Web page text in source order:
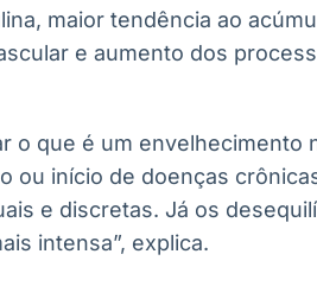
maior tendência ao
e aumento dos
o que é um envelhecimento
ou início de doenças
e discretas. Já os
intensa”, explica.